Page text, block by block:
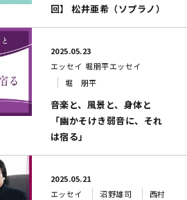
回】 松井亜希（ソプラノ）
2025.05.23
エッセイ 堀朋平エッセイ
堀 朋平
音楽と、風景と、身体と
「幽かそけき弱音に、それ
は宿る」
2025.05.21
エッセイ
沼野雄司
西村